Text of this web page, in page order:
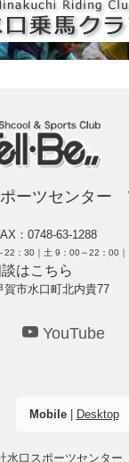
ーツセンター
：0748-63-1288
22：30｜土 9：00～22：00
はこちら
市水口町北内貴77
YouTube
Mobile| Desktop
水口スポーツセンタ